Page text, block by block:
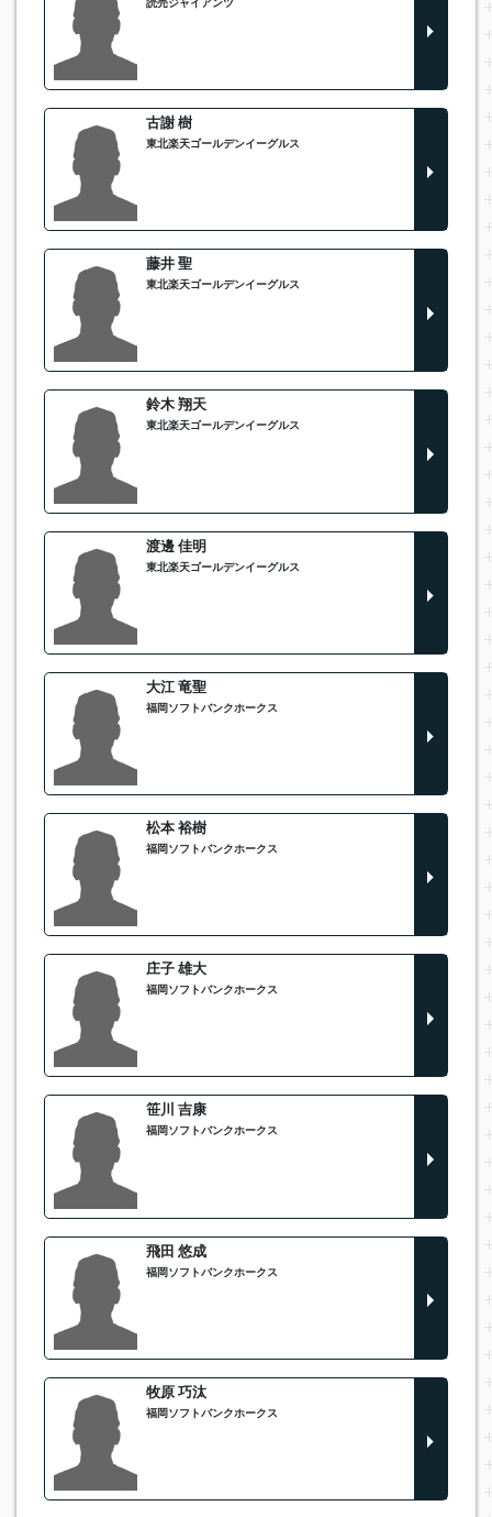
読売ジャイアンツ
古謝 樹
東北楽天ゴールデンイーグルス
藤井 聖
東北楽天ゴールデンイーグルス
鈴木 翔天
東北楽天ゴールデンイーグルス
渡邊 佳明
東北楽天ゴールデンイーグルス
大江 竜聖
福岡ソフトバンクホークス
松本 裕樹
福岡ソフトバンクホークス
庄子 雄大
福岡ソフトバンクホークス
笹川 吉康
福岡ソフトバンクホークス
飛田 悠成
福岡ソフトバンクホークス
牧原 巧汰
福岡ソフトバンクホークス